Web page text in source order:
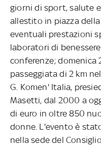
giorni di sport, salute
allestito in piazza
eventuali prestazioni
laboratori di
conferenze; domenica
passeggiata di 2 km
G. Komen' Italia,
Masetti, dal 2000 a
di euro in oltre 850
donne. L'evento è
nella sede del